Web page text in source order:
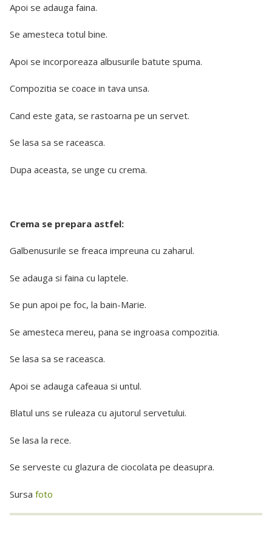
Apoi se adauga faina.
Se amesteca totul bine.
Apoi se incorporeaza albusurile batute spuma.
Compozitia se coace in tava unsa.
Cand este gata, se rastoarna pe un servet.
Se lasa sa se raceasca.
Dupa aceasta, se unge cu crema.
Crema se prepara astfel:
Galbenusurile se freaca impreuna cu zaharul.
Se adauga si faina cu laptele.
Se pun apoi pe foc, la bain-Marie.
Se amesteca mereu, pana se ingroasa compozitia.
Se lasa sa se raceasca.
Apoi se adauga cafeaua si untul.
Blatul uns se ruleaza cu ajutorul servetului.
Se lasa la rece.
Se serveste cu glazura de ciocolata pe deasupra.
Sursa foto